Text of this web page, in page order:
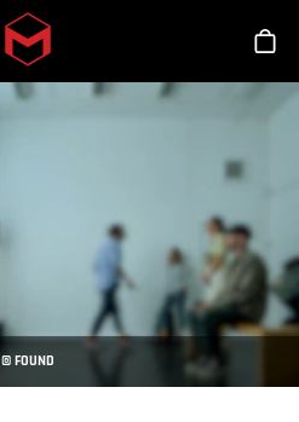
Skip to main content
© FOUND